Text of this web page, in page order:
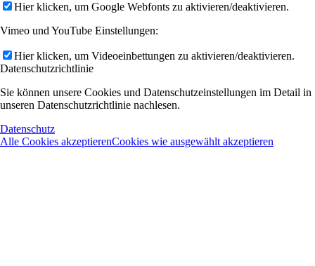
Hier klicken, um Google Webfonts zu aktivieren/deaktivieren.
Vimeo und YouTube Einstellungen:
Hier klicken, um Videoeinbettungen zu aktivieren/deaktivieren.
Datenschutzrichtlinie
Sie können unsere Cookies und Datenschutzeinstellungen im Detail in
unseren Datenschutzrichtlinie nachlesen.
Datenschutz
Alle Cookies akzeptierenCookies wie ausgewählt akzeptieren